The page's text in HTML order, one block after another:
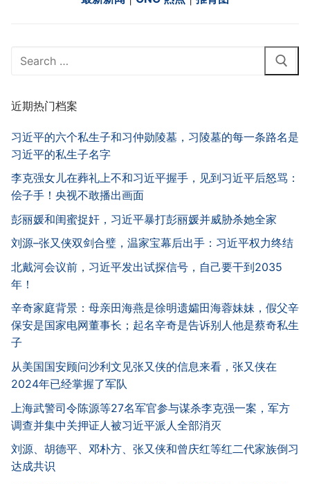
Search
近期热门档案
习近平的六个私生子和习仲勋陵墓，习陵墓的每一条路名是
习近平的私生子名字
李克强女儿在葬礼上不和习近平握手，见到习近平后怒骂：
侩子手！央视不敢播出画面
彭丽媛和闺蜜捉奸，习近平暴打彭丽媛并威胁杀她全家
刘源–张又侠双剑合璧，温家宝幕后出手：习近平权力终结
北戴河会议前，习近平发出试探信号，自己要干到2035
年！
辛奇家庭背景：母亲田海燕是徐明遗孀田海蓉妹妹，假父辛
保安是国家电网董事长；起名辛奇是告诉别人他是蔡奇私生
子
从美国国安顾问沙利文见张又侠的信息来看，张又侠在
2024年已经掌握了军队
上海武警司令陈源等27名军官参与谋杀李克强一案，军方
调查并集中关押证人被习近平派人全部消灭
刘源、胡德平、邓朴方、张又侠和曾庆红等红二代家族倒习
达成共识